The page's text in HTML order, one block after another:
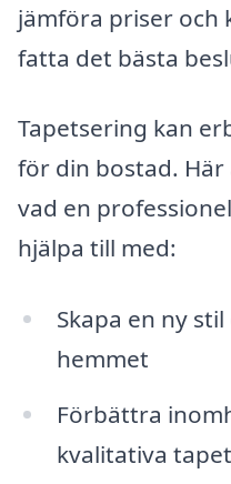
jämföra priser och
fatta det bästa
Tapetsering kan
för din bostad.
vad en
hjälpa till med:
Skapa en ny
hemmet
Förbättra
kvalitativa